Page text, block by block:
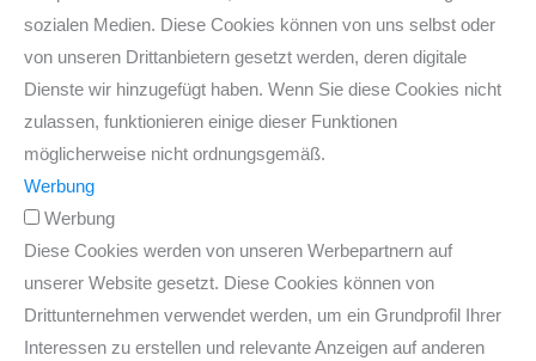
sozialen Medien. Diese Cookies können von uns selbst oder
von unseren Drittanbietern gesetzt werden, deren digitale
Dienste wir hinzugefügt haben. Wenn Sie diese Cookies nicht
zulassen, funktionieren einige dieser Funktionen
möglicherweise nicht ordnungsgemäß.
Werbung
Werbung
Diese Cookies werden von unseren Werbepartnern auf
unserer Website gesetzt. Diese Cookies können von
Drittunternehmen verwendet werden, um ein Grundprofil Ihrer
Interessen zu erstellen und relevante Anzeigen auf anderen